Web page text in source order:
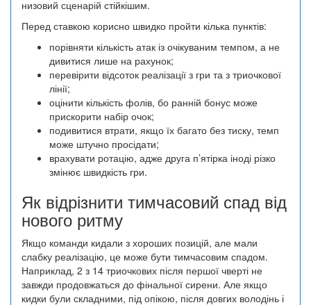
низовий сценарій стійкішим.
Перед ставкою корисно швидко пройти кілька пунктів:
порівняти кількість атак із очікуваним темпом, а не
дивитися лише на рахунок;
перевірити відсоток реалізації з гри та з триочкової
лінії;
оцінити кількість фолів, бо ранній бонус може
прискорити набір очок;
подивитися втрати, якщо їх багато без тиску, темп
може штучно просідати;
врахувати ротацію, адже друга п’ятірка іноді різко
змінює швидкість гри.
Як відрізнити тимчасовий спад від
нового ритму
Якщо команди кидали з хороших позицій, але мали
слабку реалізацію, це може бути тимчасовим спадом.
Наприклад, 2 з 14 триочкових після першої чверті не
завжди продовжаться до фінальної сирени. Але якщо
кидки були складними, під опікою, після довгих володінь і